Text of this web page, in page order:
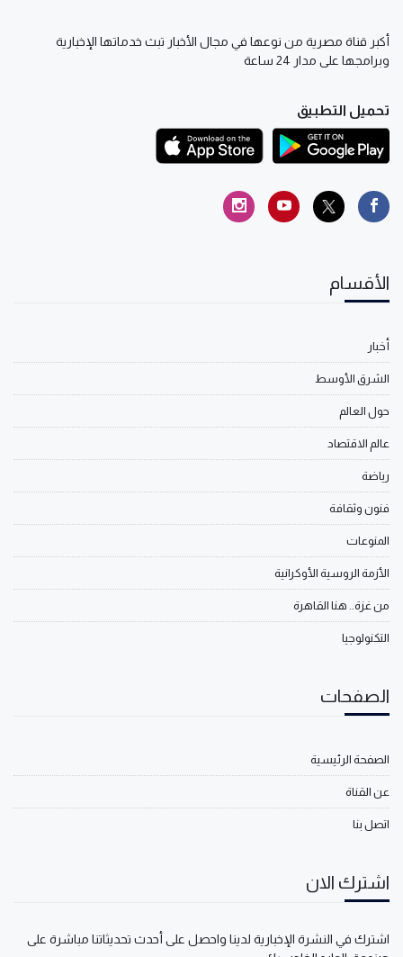
أكبر قناة مصرية من نوعها في مجال الأخبار تبث خدماتها الإخبارية
وبرامجها على مدار 24 ساعة
تحميل التطبيق
الأقسام
أخبار
الشرق الأوسط
حول العالم
عالم الاقتصاد
رياضة
فنون وثقافة
المنوعات
الأزمة الروسية الأوكرانية
من غزة.. هنا القاهرة
التكنولوجيا
الصفحات
الصفحة الرئيسية
عن القناة
اتصل بنا
اشترك الان
اشترك في النشرة الإخبارية لدينا واحصل على أحدث تحديثاتنا مباشرة على